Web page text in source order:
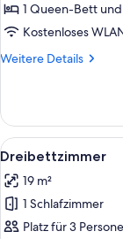
1 Queen-Bett
Kostenloses
Weitere Details
Weitere
Alle
Fotos
für
Dreibettzimmer
anzeigen
4
Dreibettzimmer
19 m²
1 Schlafzimmer
Platz für 3